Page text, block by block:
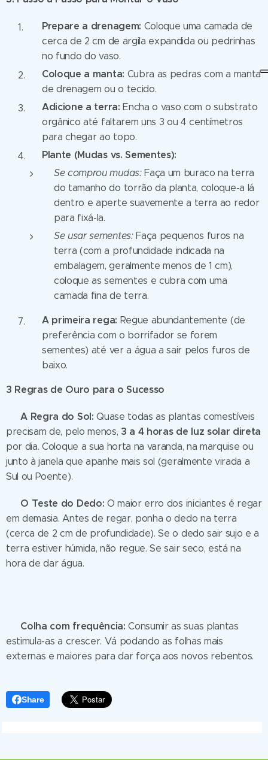
Prepare a drenagem: Coloque uma camada de
cerca de 2 cm de argila expandida ou pedrinhas
no fundo do vaso.
Coloque a manta: Cubra as pedras com a manta
de drenagem ou o tecido.
Adicione a terra: Encha o vaso com o substrato
orgânico até faltarem uns 3 ou 4 centímetros
para chegar ao topo.
Plante (Mudas vs. Sementes):
Se comprou mudas:Faça um buraco na terra
do tamanho do torrão da planta, coloque-a lá
dentro e aperte suavemente a terra ao redor
para fixá-la.
Se usar sementes:Faça pequenos furos na
terra (com a profundidade indicada na
embalagem, geralmente menos de 1 cm),
coloque as sementes e cubra com uma
camada fina de terra.
A primeira rega: Regue abundantemente (de
preferência com o borrifador se forem
sementes) até ver a água a sair pelos furos de
baixo.
3 Regras de Ouro para o Sucesso
☀️A Regra do Sol: Quase todas as plantas comestíveis
precisam de, pelo menos, 3 a 4 horas de luz solar direta
por dia. Coloque a sua horta na varanda, na marquise ou
junto à janela que apanhe mais sol (geralmente virada a
Sul ou Poente).
O Teste do Dedo: O maior erro dos iniciantes é regar
em demasia. Antes de regar, ponha o dedo na terra
(cerca de 2 cm de profundidade). Se o dedo sair sujo e a
terra estiver húmida, não regue. Se sair seco, está na
hora de dar água.
Colha com frequência: Consumir as suas plantas
estimula-as a crescer. Vá podando as folhas mais
externas e maiores para dar força aos novos rebentos.
Share